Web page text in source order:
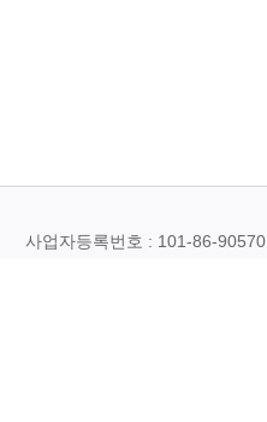
업자등록번호 : 101-86-90570